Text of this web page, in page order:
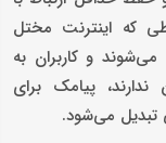
که اینترنت مختل
و کاربران به
پیامک برای
تبدیل می‌شود.